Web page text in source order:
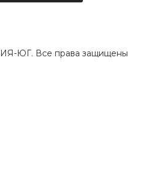
ЮГ. Все права защищены